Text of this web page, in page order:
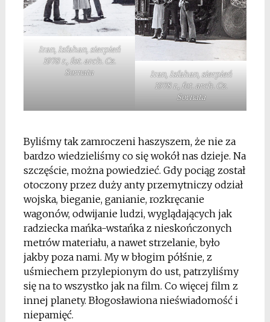
Iran, Isfahan, sierpień
1978 r., fot. arch. Cz.
Sornata
Iran, Isfahan, sierpień
1978 r., fot. arch. Cz.
Sornata
Byliśmy tak zamroczeni haszyszem, że nie za
bardzo wiedzieliśmy co się wokół nas dzieje. Na
szczęście, można powiedzieć. Gdy pociąg został
otoczony przez duży anty przemytniczy odział
wojska, bieganie, ganianie, rozkręcanie
wagonów, odwijanie ludzi, wyglądających jak
radziecka mańka-wstańka z nieskończonych
metrów materiału, a nawet strzelanie, było
jakby poza nami. My w błogim półśnie, z
uśmiechem przylepionym do ust, patrzyliśmy
się na to wszystko jak na film. Co więcej film z
innej planety. Błogosławiona nieświadomość i
niepamięć.